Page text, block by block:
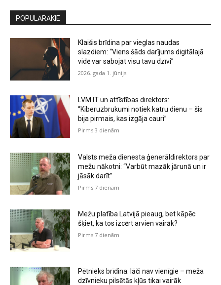
POPULĀRĀKIE
Klaišis brīdina par vieglas naudas
slazdiem: “Viens šāds darījums digitālajā
vidē var sabojāt visu tavu dzīvi”
2026. gada 1. jūnijs
LVM IT un attīstības direktors:
“Kiberuzbrukumi notiek katru dienu – šis
bija pirmais, kas izgāja cauri”
Pirms 3 dienām
Valsts meža dienesta ģenerāldirektors par
mežu nākotni: “Varbūt mazāk jārunā un ir
jāsāk darīt”
Pirms 7 dienām
Mežu platība Latvijā pieaug, bet kāpēc
šķiet, ka tos izcērt arvien vairāk?
Pirms 7 dienām
Pētnieks brīdina: lāči nav vienīgie – meža
dzīvnieku pilsētās kļūs tikai vairāk